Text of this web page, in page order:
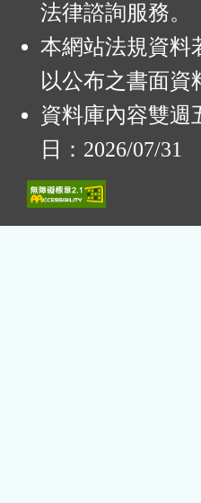
法律諮詢服務。
本網站法規資料
以公布之書面資
資料庫內容雙週
日：2026/07/31